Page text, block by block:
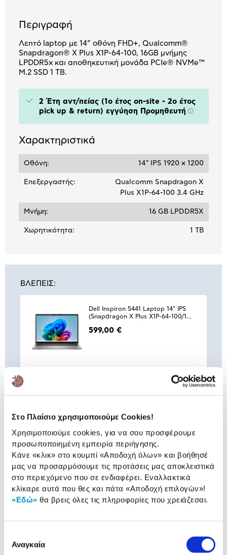
Στο Πλαίσιο χρησιμοποιούμε Cookies!
Χρησιμοποιούμε cookies, για να σου προσφέρουμε
προσωποποιημένη εμπειρία περιήγησης.
Κάνε «κλικ» στο κουμπί «Αποδοχή όλων» και βοήθησέ
μας να προσαρμόσουμε τις προτάσεις μας αποκλειστικά
στο περιεχόμενο που σε ενδιαφέρει. Εναλλακτικά
κλίκαρε αυτά που θες και πάτα «Αποδοχή επιλογών»!
«Εδώ» θα βρεις όλες τις πληροφορίες που χρειάζεσαι.
συγκατάθεσης
Αναγκαία
Περιγραφή
Λεπτό laptop με 14” οθόνη FHD+, Qualcomm®
Snapdragon® X Plus X1P-64-100, 16GB μνήμης
LPDDR5x και αποθηκευτική μονάδα PCIe® NVMe™
M.2 SSD 1 TB.
2 Έτη αντ/πείας (1ο έτος on-site - 2ο έτος
pick up & return) εγγύηση Προμηθευτή
Χαρακτηριστικά
Οθόνη: 14" IPS 1920 x 1200
Επεξεργαστής:
Qualcomm Snapdragon X
Plus X1P-64-100 3.4 GHz
Μνήμη: 16 GB LPDDR5X
Χωρητικότητα: 1 TB
ΒΛΕΠΕΙΣ:
Dell Inspiron 5441 Laptop 14" IPS
(Snapdragon X Plus X1P-64-100/16
Home)
599,00 €
Συνδύασέ
Dell Ecoloop Pro Slim Backpack
49,90 €
Προσθήκη
Fazn Office Pro USB-C 4-in-1
Adaptor